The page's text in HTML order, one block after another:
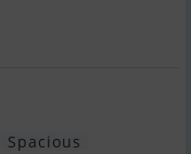
Spacious